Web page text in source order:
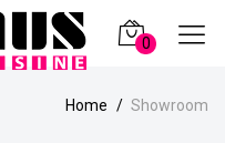
0
Home Showroom